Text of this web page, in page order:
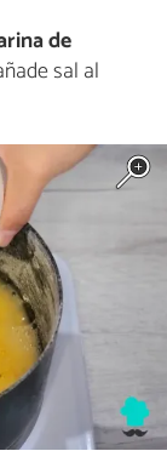
de
sal al